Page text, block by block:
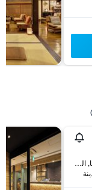
Nadamachi 5-41, تاكاياما, اليابان